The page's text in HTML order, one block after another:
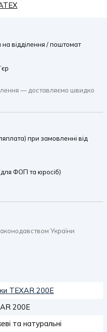
відділення / поштомат
— доставляємо швидко
при замовленні від
ФОП та юросіб)
України
TEXAR 200E
200E
та натуральні